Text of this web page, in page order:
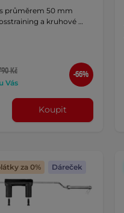
průměrem 50 mm
a kruhové …
Kč
Vás
-66%
Koupit
za 0% Dáreček